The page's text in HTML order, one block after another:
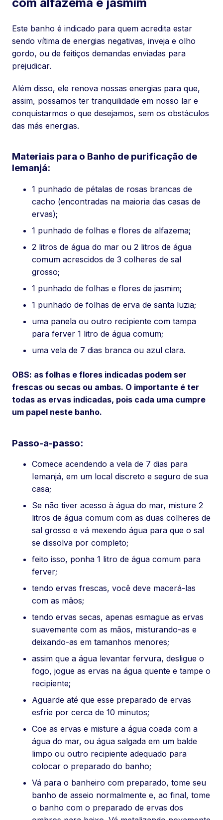
Este banho é indicado para quem acredita estar
sendo vítima de energias negativas, inveja e olho
gordo, ou de feitiços demandas enviadas para
prejudicar.
Além disso, ele renova nossas energias para que,
assim, possamos ter tranquilidade em nosso lar e
conquistarmos o que desejamos, sem os obstáculos
das más energias.
Materiais para o Banho de purificação de
Iemanjá:
1 punhado de pétalas de rosas brancas de
cacho (encontradas na maioria das casas de
ervas);
1 punhado de folhas e flores de alfazema;
2 litros de água do mar ou 2 litros de água
comum acrescidos de 3 colheres de sal
grosso;
1 punhado de folhas e flores de jasmim;
1 punhado de folhas de erva de santa luzia;
uma panela ou outro recipiente com tampa
para ferver 1 litro de água comum;
uma vela de 7 dias branca ou azul clara.
OBS: as folhas e flores indicadas podem ser
frescas ou secas ou ambas. O importante é ter
todas as ervas indicadas, pois cada uma cumpre
um papel neste banho.
Passo-a-passo:
Comece acendendo a vela de 7 dias para
Iemanjá, em um local discreto e seguro de sua
casa;
Se não tiver acesso à água do mar, misture 2
litros de água comum com as duas colheres de
sal grosso e vá mexendo água para que o sal
se dissolva por completo;
feito isso, ponha 1 litro de água comum para
ferver;
tendo ervas frescas, você deve macerá-las
com as mãos;
tendo ervas secas, apenas esmague as ervas
suavemente com as mãos, misturando-as e
deixando-as em tamanhos menores;
assim que a água levantar fervura, desligue o
fogo, jogue as ervas na água quente e tampe o
recipiente;
Aguarde até que esse preparado de ervas
esfrie por cerca de 10 minutos;
Coe as ervas e misture a água coada com a
água do mar, ou água salgada em um balde
limpo ou outro recipiente adequado para
colocar o preparado do banho;
Vá para o banheiro com preparado, tome seu
banho de asseio normalmente e, ao final, tome
o banho com o preparado de ervas dos